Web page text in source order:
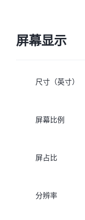
屏幕显示
尺寸（英寸）
屏幕比例
屏占比
分辨率